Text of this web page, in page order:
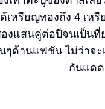
เหรียญทองถึง 4 เ
งแสนคู่ต่อปีจนเป็น
ด้านแฟชัน ไม่ว่าจะ
กันแด